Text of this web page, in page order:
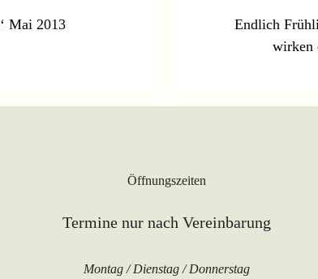
Mai 2013
Endlich
wirken
Öffnungszeiten
Termine nur nach Vereinbarung
Montag / Dienstag / Donnerstag